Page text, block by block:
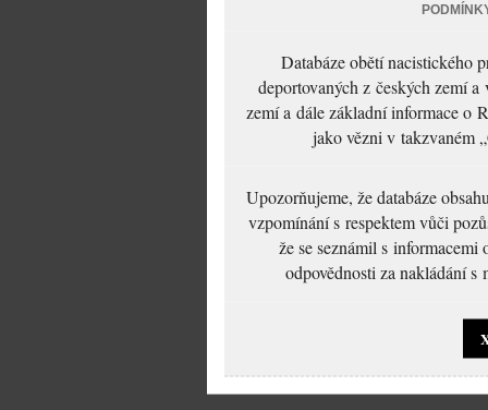
Databáze obětí nacistického
deportovaných z českých zemí
zemí a dále základní informace o
jako vězni v takzvaném
Upozorňujeme, že databáze
vzpomínání s respektem vůči
že se seznámil s
odpovědnosti za nakládání